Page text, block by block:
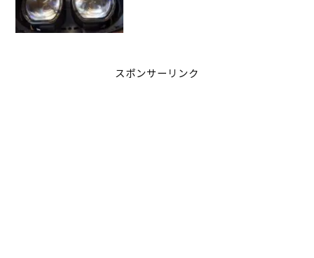
スポンサーリンク